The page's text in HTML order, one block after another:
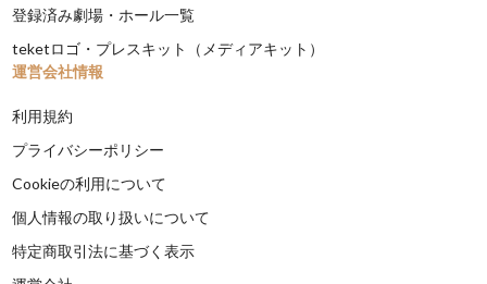
登録済み劇場・ホール一覧
teketロゴ・プレスキット（メディアキット）
運営会社情報
利用規約
プライバシーポリシー
Cookieの利用について
個人情報の取り扱いについて
特定商取引法に基づく表示